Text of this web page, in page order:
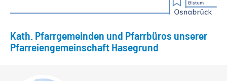
Kath. Pfarrgemeinden und Pfarrbüros unserer
Pfarreiengemeinschaft Hasegrund